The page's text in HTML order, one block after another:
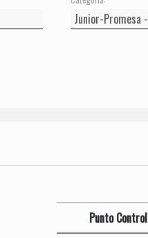
Punto Control